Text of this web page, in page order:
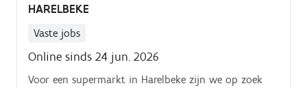
HARELBEKE
Vaste jobs
Online sinds 24 jun. 2026
Voor een supermarkt in Harelbeke zijn we op zoek